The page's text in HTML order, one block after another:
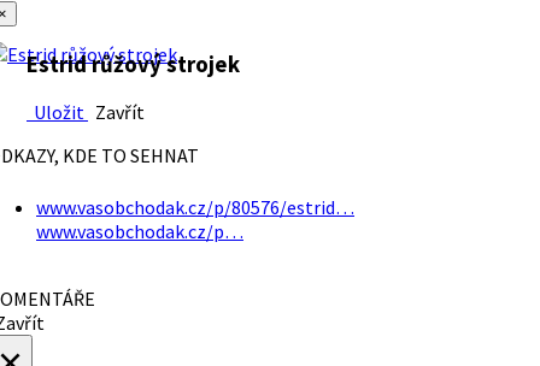
Estrid růžový strojek
Uložit Zavřít
KDE TO SEHNAT
www.vasobchodak.cz/p/80576/estrid…
www.vasobchodak.cz/p…